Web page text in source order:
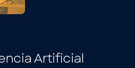
Artificial